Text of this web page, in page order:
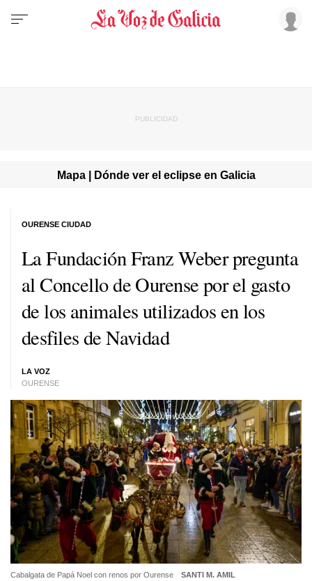
Mapa | Dónde ver el eclipse en Galicia
La Fundación Franz Weber pregunta
al Concello de Ourense por el gasto
de los animales utilizados en los
desfiles de Navidad
LA VOZ
OURENSE
OURENSE CIUDAD
Cabalgata de Papá Noel con renos por Ourense SANTI M. AMIL